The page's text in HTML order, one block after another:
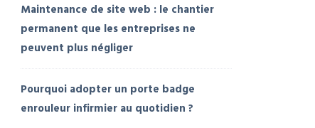
Maintenance de site web : le chantier
permanent que les entreprises ne
peuvent plus négliger
Pourquoi adopter un porte badge
enrouleur infirmier au quotidien ?